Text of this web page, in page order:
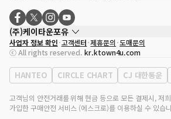
(주)케이타운포유
대표자
송효민
사업자등록번호
120-87-71116
통신판매업 신고번호 제2011-서울강남-02223
대표전화
02-552-9855
사업자 정보 확인 고객센터 제휴문의 도매문의
ⓒ All rights reserved. kr.ktown4u.com
HANTEO CIRCLE CHART CJ 대한통운
고객님의 안전거래를 위해 현금 등으로 모든 결제시, 저
가입한 구매안전 서비스 (에스크로)를 이용하실 수 있습